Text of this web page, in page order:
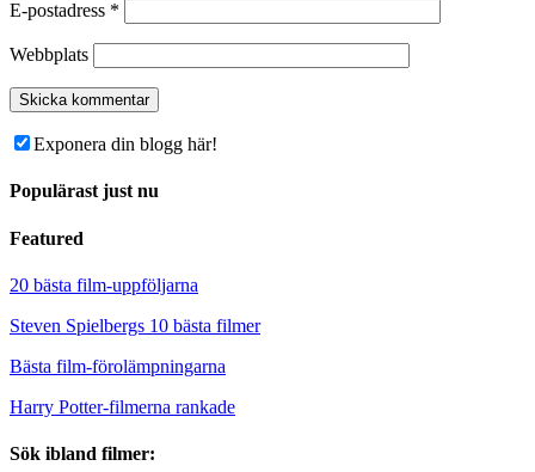
E-postadress *
Webbplats
Exponera din blogg här!
Populärast just nu
Featured
20 bästa film-uppföljarna
Steven Spielbergs 10 bästa filmer
Bästa film-förolämpningarna
Harry Potter-filmerna rankade
Sök ibland filmer: